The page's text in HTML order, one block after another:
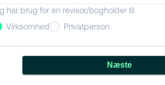
har brug for en revisor/bogholder til
Virksomhed
Privatperson
Næste